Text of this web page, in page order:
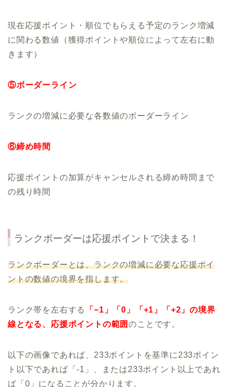
現在応援ポイント・順位でもらえる予定のランク増減
に関わる数値（獲得ポイントや順位によって左右に動
きます）
⑤ボーダーライン
ランクの増減に必要な各数値のボーダーライン
⑥締め時間
応援ポイントの加算がキャンセルされる締め時間まで
の残り時間
ランクボーダーは応援ポイントで決まる！
ランクボーダーとは、ランクの増減に必要な応援ポイ
ントの数値の境界を指します。
ランク帯を左右する
「−1」「0」「+1」「+2」の境界
線となる、応援ポイントの範囲のことです。
以下の画像であれば、233ポイントを基準に233ポイン
ト以下であれば「-1」、または233ポイント以上であれ
ば「0」になることが分かります。